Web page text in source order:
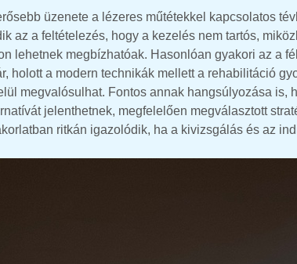
üzenete a lézeres műtétekkel kapcsolatos
az a feltételezés, hogy a kezelés nem tartós,
lehetnek megbízhatóak. Hasonlóan gyakori az a
holott a modern technikák mellett a rehabilitáció
megvalósulhat. Fontos annak hangsúlyozása is,
jelenthetnek, megfelelően megválasztott
ritkán igazolódik, ha a kivizsgálás és az